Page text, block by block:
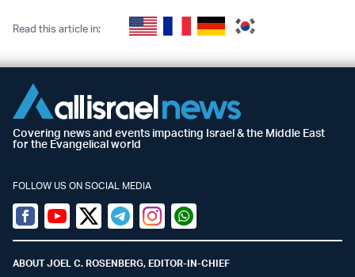
Read this article in:
Covering news and events impacting Israel & the Middle East
for the Evangelical world
FOLLOW US ON SOCIAL MEDIA
Facebook
YoutubeTwitter (X)
TelegramInstagramWhatsapp
ABOUT JOEL C. ROSENBERG, EDITOR-IN-CHIEF